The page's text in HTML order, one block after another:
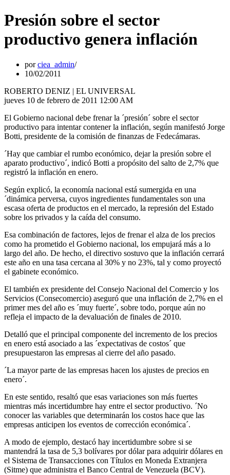
Presión sobre el sector
productivo genera inflación
porciea_admin
10/02/2011
ROBERTO DENIZ | EL UNIVERSAL
jueves 10 de febrero de 2011 12:00 AM
El Gobierno nacional debe frenar la ´presión´ sobre el sector
productivo para intentar contener la inflación, según manifestó Jorge
Botti, presidente de la comisión de finanzas de Fedecámaras.
´Hay que cambiar el rumbo económico, dejar la presión sobre el
aparato productivo´, indicó Botti a propósito del salto de 2,7% que
registró la inflación en enero.
Según explicó, la economía nacional está sumergida en una
´dinámica perversa, cuyos ingredientes fundamentales son una
escasa oferta de productos en el mercado, la represión del Estado
sobre los privados y la caída del consumo.
Esa combinación de factores, lejos de frenar el alza de los precios
como ha prometido el Gobierno nacional, los empujará más a lo
largo del año. De hecho, el directivo sostuvo que la inflación cerrará
este año en una tasa cercana al 30% y no 23%, tal y como proyectó
el gabinete económico.
El también ex presidente del Consejo Nacional del Comercio y los
Servicios (Consecomercio) aseguró que una inflación de 2,7% en el
primer mes del año es ´muy fuerte´, sobre todo, porque aún no
refleja el impacto de la devaluación de finales de 2010.
Detalló que el principal componente del incremento de los precios
en enero está asociado a las ´expectativas de costos´ que
presupuestaron las empresas al cierre del año pasado.
´La mayor parte de las empresas hacen los ajustes de precios en
enero´.
En este sentido, resaltó que esas variaciones son más fuertes
mientras más incertidumbre hay entre el sector productivo. ´No
conocer las variables que determinarán los costos hace que las
empresas anticipen los eventos de corrección económica´.
A modo de ejemplo, destacó hay incertidumbre sobre si se
mantendrá la tasa de 5,3 bolívares por dólar para adquirir dólares en
el Sistema de Transacciones con Títulos en Moneda Extranjera
(Sitme) que administra el Banco Central de Venezuela (BCV).